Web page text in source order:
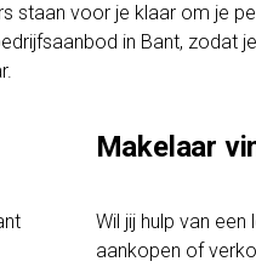
staan voor je klaar om je
in Bant, zodat
Makelaar
Wil jij hulp van
aankopen of